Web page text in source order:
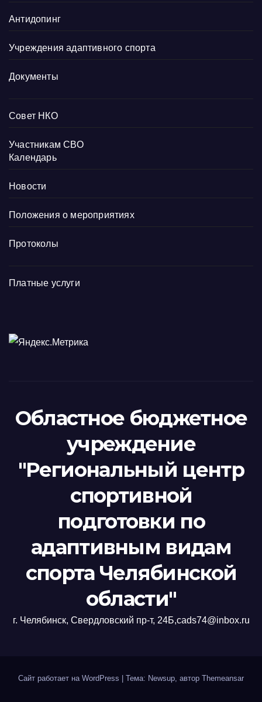
Антидопинг
Учреждения адаптивного спорта
Документы
Совет НКО
Участникам СВО
Календарь
Новости
Положения о мероприятиях
Протоколы
Платные услуги
Областное бюджетное
учреждение
"Региональный центр
спортивной
подготовки по
адаптивным видам
спорта Челябинской
области"
г. Челябинск, Свердловский пр-т, 24Б,cads74@inbox.ru
Сайт работает на WordPress Тема: Newsup, автор Themeansar